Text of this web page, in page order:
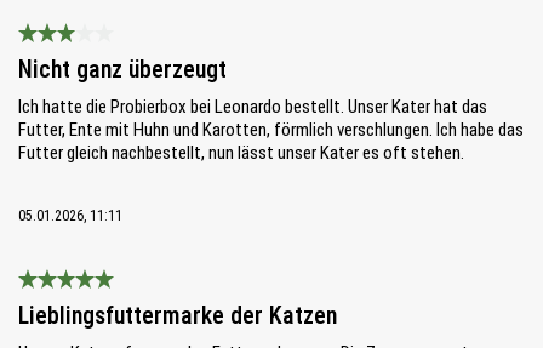
Bewertung mit 3 von 5 Sternen
Nicht ganz überzeugt
Ich hatte die Probierbox bei Leonardo bestellt. Unser Kater hat das
Futter, Ente mit Huhn und Karotten, förmlich verschlungen. Ich habe das
Futter gleich nachbestellt, nun lässt unser Kater es oft stehen.
05.01.2026, 11:11
Lieblingsfuttermarke der Katzen